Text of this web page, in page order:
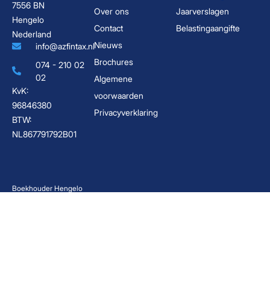
7556 BN
Hengelo
Nederland
info@azfintax.nl
074 - 210 02
02
KvK:
96846380
BTW:
NL867791792B01
Over ons
Contact
Nieuws
Brochures
Algemene
voorwaarden
Privacyverklaring
Jaarverslagen
Belastingaangifte
Boekhouder Hengelo